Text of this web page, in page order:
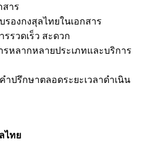
สาร
รองกงสุลไทยในเอกสาร
รรวดเร็ว สะดวก
รหลากหลายประเภทและบริการ
ำปรึกษาตลอดระยะเวลาดำเนิน
ไทย